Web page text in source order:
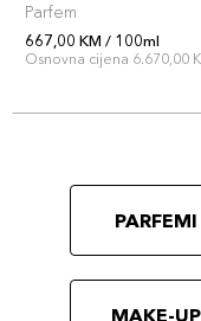
Parfem
667,00 KM / 100ml
Osnovna cijena 6.670,00
PARFEMI
MAKE-UP